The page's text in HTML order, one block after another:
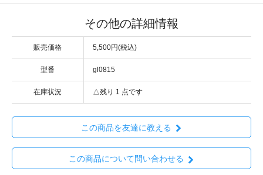
その他の詳細情報
販売価格 5,500円(税込)
型番 gl0815
在庫状況 △残り 1 点です
この商品を友達に教える
この商品について問い合わせる